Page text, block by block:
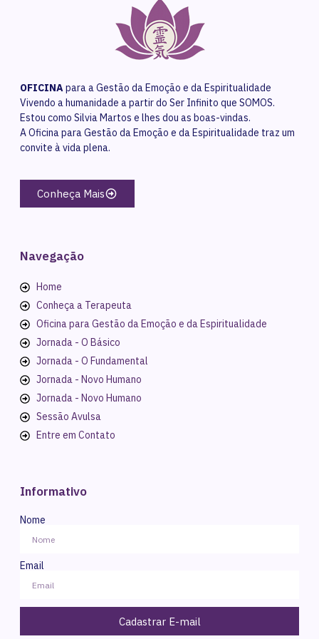
OFICINApara a Gestão da Emoção e da Espiritualidade
Vivendo a humanidade a partir do Ser Infinito que SOMOS.
Estou como Silvia Martos e lhes dou as boas-vindas.
A Oficina para Gestão da Emoção e da Espiritualidade traz um
convite à vida plena.
Conheça Mais
Navegação
Home
Conheça a Terapeuta
Oficina para Gestão da Emoção e da Espiritualidade
Jornada - O Básico
Jornada - O Fundamental
Jornada - Novo Humano
Jornada - Novo Humano
Sessão Avulsa
Entre em Contato
Informativo
Nome
Email
Cadastrar E-mail